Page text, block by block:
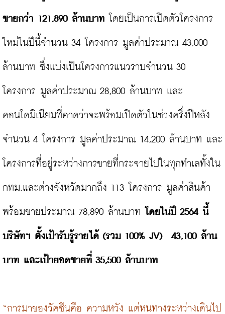
ขายกว่า 121,890 ล้านบาท โดยเป็นการเปิดตัวโครงการ
ใหม่ในปีนี้จำนวน 34 โครงการ มูลค่าประมาณ 43,000
ล้านบาท ซึ่งแบ่งเป็นโครงการแนวราบจำนวน 30
โครงการ มูลค่าประมาณ 28,800 ล้านบาท และ
คอนโดมิเนียมที่คาดว่าจะพร้อมเปิดตัวในช่วงครึ่งปีหลัง
จำนวน 4 โครงการ มูลค่าประมาณ 14,200 ล้านบาท และ
โครงการที่อยู่ระหว่างการขายที่กระจายไปในทุกทำเลทั้งใน
กทม.และต่างจังหวัดมากถึง 113 โครงการ มูลค่าสินค้า
พร้อมขายประมาณ 78,890 ล้านบาท โดยในปี 2564 นี้
บริษัทฯ ตั้งเป้ารับรู้รายได้ (รวม 100% JV)  43,100 ล้าน
บาท และเป้ายอดขายที่ 35,500 ล้านบาท
“การมาของวัคซีนคือ ความหวัง แต่หนทางระหว่างเดินไป